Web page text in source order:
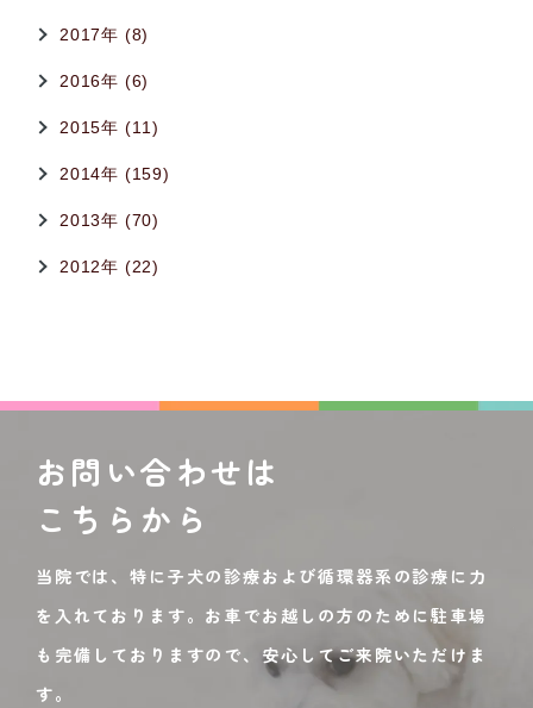
2017年 (8)
2016年 (6)
2015年 (11)
2014年 (159)
2013年 (70)
2012年 (22)
お問い合わせは
こちらから
当院では、特に子犬の診療および循環器系の診療に力
を入れております。お車でお越しの方のために駐車場
も完備しておりますので、安心してご来院いただけま
す。